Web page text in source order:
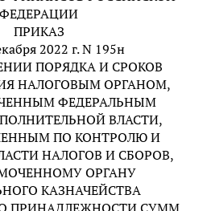
ФЕДЕРАЦИИ
ПРИКАЗ
2022 г. N 195н
ПОРЯДКА И СРОКОВ
НАЛОГОВЫМ ОРГАНОМ,
ФЕДЕРАЛЬНЫМ
ВЛАСТИ,
ПО КОНТРОЛЮ И
НАЛОГОВ И СБОРОВ,
ОРГАНУ
КАЗНАЧЕЙСТВА